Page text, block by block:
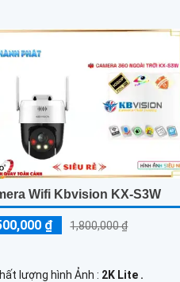
Wifi Kbvision KX-S3W
₫ 1,800,000 ₫
lượng hình Ảnh : 2K Lite .